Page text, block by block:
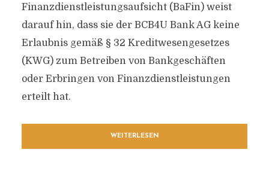
Finanzdienstleistungsaufsicht (BaFin) weist
darauf hin, dass sie der BCB4U Bank AG keine
Erlaubnis gemäß § 32 Kreditwesengesetzes
(KWG) zum Betreiben von Bankgeschäften
oder Erbringen von Finanzdienstleistungen
erteilt hat.
WEITERLESEN